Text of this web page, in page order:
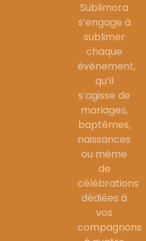
Sublimora
s’engage à
sublimer
chaque
événement,
qu’il
s’agisse de
mariages,
baptêmes,
naissances
ou même
de
célébrations
dédiées à
vos
compagnons